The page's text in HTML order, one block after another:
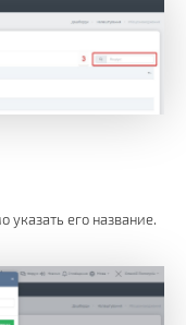
его название.